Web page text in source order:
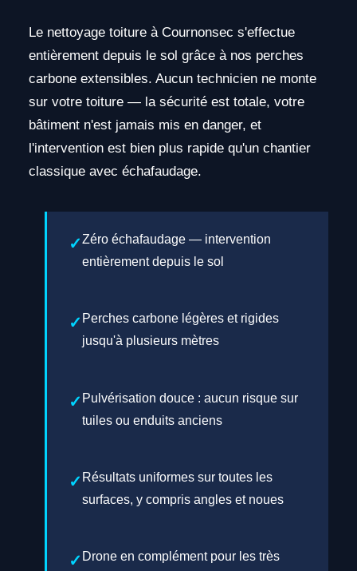
Le nettoyage toiture à Cournonsec s'effectue
entièrement depuis le sol grâce à nos perches
carbone extensibles. Aucun technicien ne monte
sur votre toiture — la sécurité est totale, votre
bâtiment n'est jamais mis en danger, et
l'intervention est bien plus rapide qu'un chantier
classique avec échafaudage.
Zéro échafaudage — intervention
entièrement depuis le sol
Perches carbone légères et rigides
jusqu'à plusieurs mètres
Pulvérisation douce : aucun risque sur
tuiles ou enduits anciens
Résultats uniformes sur toutes les
surfaces, y compris angles et noues
Drone en complément pour les très